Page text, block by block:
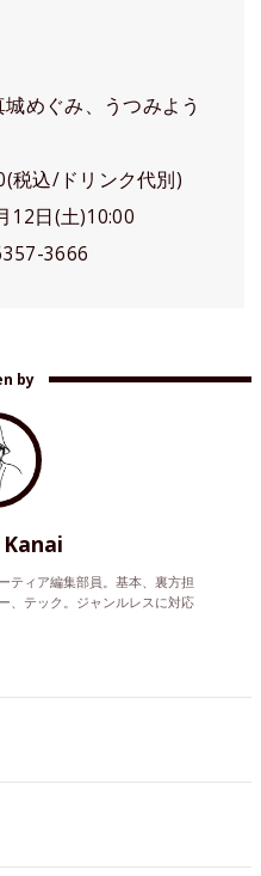
めぐみ、うつみよう
税込/ドリンク代別)
12日(土)10:00
3666
by
ティア編集部員。基本、裏方担
、テック。ジャンルレスに対応